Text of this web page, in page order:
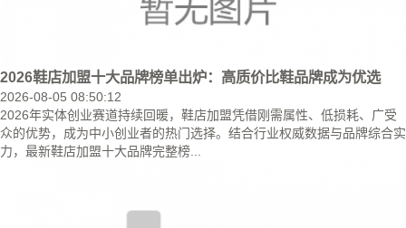
2026鞋店加盟十大品牌榜单出炉：高质价比鞋品牌成为优选
2026-08-05 08:50:12
2026年实体创业赛道持续回暖，鞋店加盟凭借刚需属性、低损耗、广受
众的优势，成为中小创业者的热门选择。结合行业权威数据与品牌综合实
力，最新鞋店加盟十大品牌完整榜...